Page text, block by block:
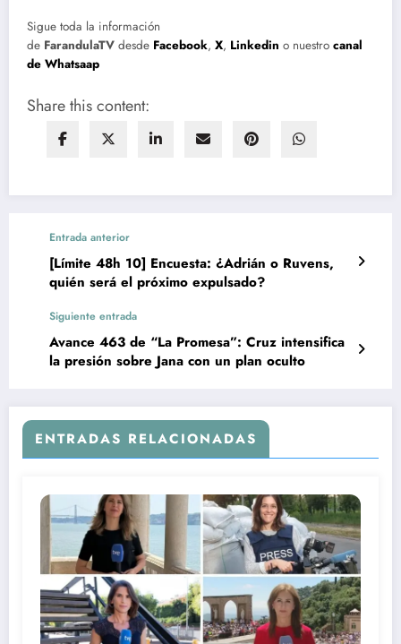
Sigue toda la información
de FarandulaTV desde Facebook, X, Linkedin o nuestro canal
de Whatsaap
Share this content:
Entrada anterior
[Límite 48h 10] Encuesta: ¿Adrián o Ruvens,
quién será el próximo expulsado?
Siguiente entrada
Avance 463 de “La Promesa”: Cruz intensifica
la presión sobre Jana con un plan oculto
ENTRADAS RELACIONADAS